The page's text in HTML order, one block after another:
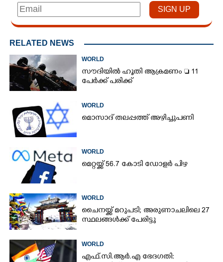
RELATED NEWS
WORLD
സൗദിയിൽ ഹൂതി ആക്രമണം  11
പേർക്ക് പരിക്ക്
WORLD
മൊസാദ് തലപ്പത്ത് അഴിച്ചുപണി
WORLD
മെറ്റയ്ക്ക് 56.7 കോടി ഡോളർ പിഴ
WORLD
ചൈനയ്ക്ക് മറുപടി; അരുണാചലിലെ 27
സ്ഥലങ്ങൾക്ക് പേരിട്ടു
WORLD
എഫ്.സി.ആർ.എ ഭേദഗതി: